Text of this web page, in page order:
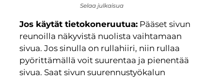
Selaa julkaisua
Jos käytät tietokoneruutua: Pääset sivun
reunoilla näkyvistä nuolista vaihtamaan
sivua. Jos sinulla on rullahiiri, niin rullaa
pyörittämällä voit suurentaa ja pienentää
sivua. Saat sivun suurennustyökalun